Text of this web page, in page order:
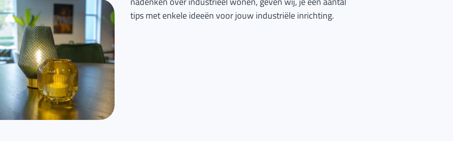
tips met enkele ideeën voor jouw industriële inrichting.